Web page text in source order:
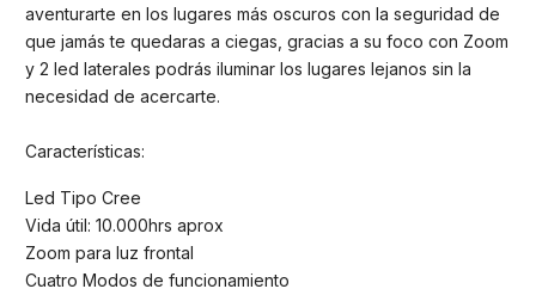
aventurarte en los lugares más oscuros con la seguridad de
que jamás te quedaras a ciegas, gracias a su foco con Zoom
y 2 led laterales podrás iluminar los lugares lejanos sin la
necesidad de acercarte.
Características:
Led Tipo Cree
Vida útil: 10.000hrs aprox
Zoom para luz frontal
Cuatro Modos de funcionamiento